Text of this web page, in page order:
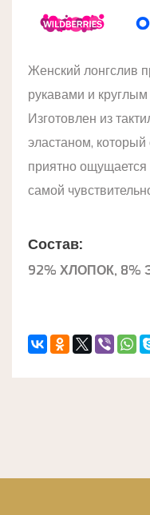
Женский лонгслив
рукавами и
Изготовлен из
эластаном, который
приятно ощущается
самой
Состав:
92% ХЛОПОК, 8%